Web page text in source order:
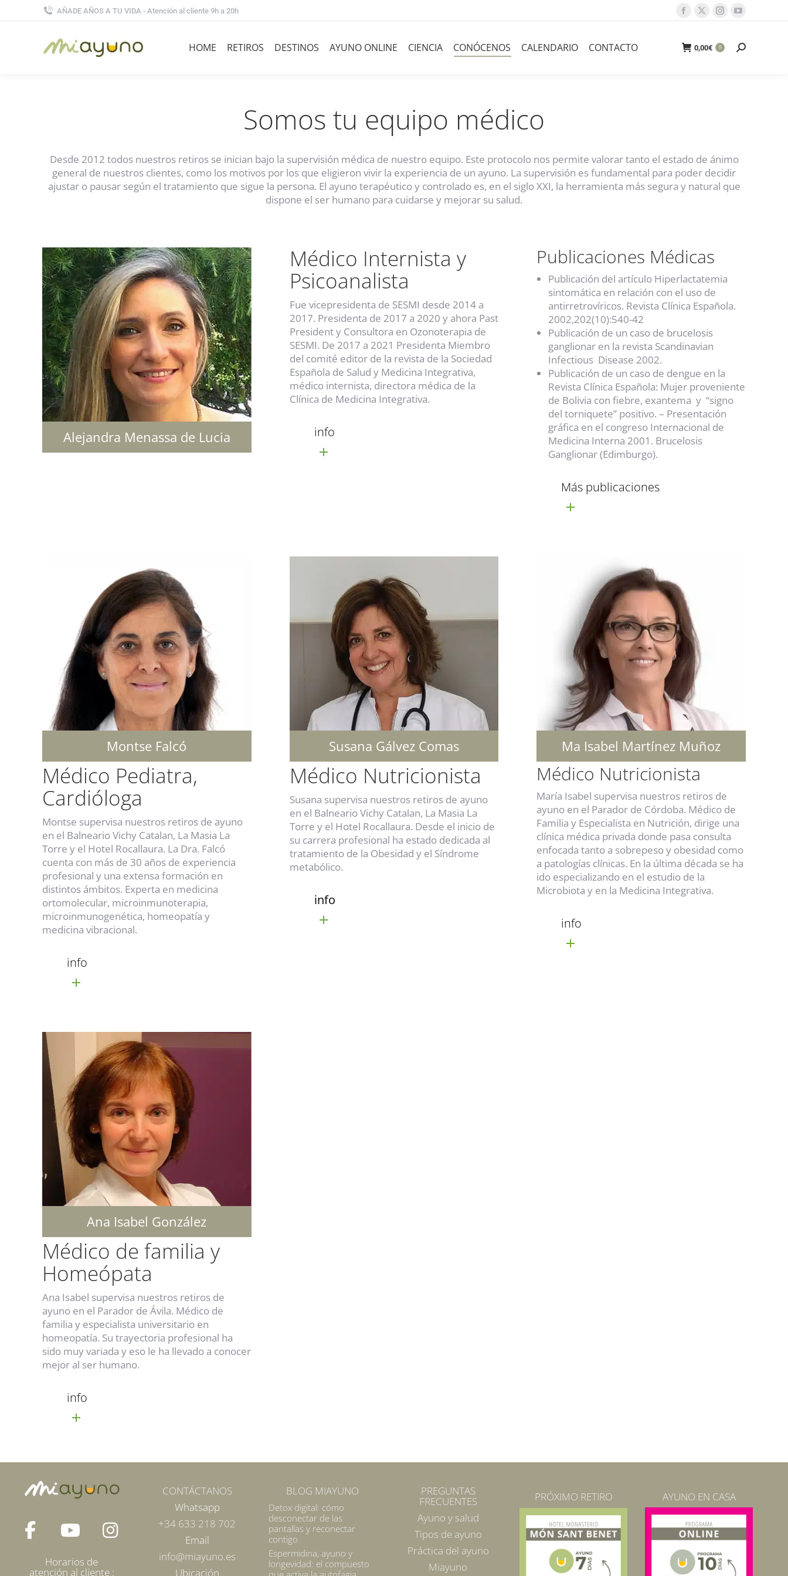
AÑADE AÑOS A TU VIDA - Atención al cliente 9h a 20h
Facebook
opens
X
opens
Instagram
opens
YouTube
opens
HOME RETIROS DESTINOS AYUNO ONLINE CIENCIA CONÓCENOS CALENDARIO CONTACTO 0,00€ 0 Buscar:
Somos tu equipo médico
Desde 2012 todos nuestros retiros se inician bajo la supervisión médica de nuestro equipo. Este protocolo nos permite valorar tanto el estado de ánimo
general de nuestros clientes, como los motivos por los que eligieron vivir la experiencia de un ayuno. La supervisión es fundamental para poder decidir
ajustar o pausar según el tratamiento que sigue la persona. El ayuno terapéutico y controlado es, en el siglo XXI, la herramienta más segura y natural que
dispone el ser humano para cuidarse y mejorar su salud.
Alejandra Menassa de Lucia
Médico Internista y
Psicoanalista
Fue vicepresidenta de SESMI desde 2014 a
2017. Presidenta de 2017 a 2020 y ahora Past
President y Consultora en Ozonoterapia de
SESMI. De 2017 a 2021 Presidenta Miembro
del comité editor de la revista de la Sociedad
Española de Salud y Medicina Integrativa,
médico internista, directora médica de la
Clínica de Medicina Integrativa.
info
Publicaciones Médicas
Publicación del artículo Hiperlactatemia
sintomática en relación con el uso de
antirretrovíricos. Revista Clínica Española.
2002,202(10):540-42
Publicación de un caso de brucelosis
ganglionar en la revista Scandinavian
Infectious Disease 2002.
Publicación de un caso de dengue en la
Revista Clínica Española: Mujer proveniente
de Bolivia con fiebre, exantema y “signo
del torniquete” positivo. – Presentación
gráfica en el congreso Internacional de
Medicina Interna 2001. Brucelosis
Ganglionar (Edimburgo).
Más publicaciones
Montse Falcó
Médico Pediatra,
Cardióloga
Montse supervisa nuestros retiros de ayuno
en el Balneario Vichy Catalan, La Masia La
Torre y el Hotel Rocallaura. La Dra. Falcó
cuenta con más de 30 años de experiencia
profesional y una extensa formación en
distintos ámbitos. Experta en medicina
ortomolecular, microinmunoterapia,
microinmunogenética, homeopatía y
medicina vibracional.
info
Susana Gálvez Comas
Médico Nutricionista
Susana supervisa nuestros retiros de ayuno
en el Balneario Vichy Catalan, La Masia La
Torre y el Hotel Rocallaura. Desde el inicio de
su carrera profesional ha estado dedicada al
tratamiento de la Obesidad y el Síndrome
metabólico.
info
Ma Isabel Martínez Muñoz
Médico Nutricionista
María Isabel supervisa nuestros retiros de
ayuno en el Parador de Córdoba. Médico de
Familia y Especialista en Nutrición, dirige una
clínica médica privada donde pasa consulta
enfocada tanto a sobrepeso y obesidad como
a patologías clínicas. En la última década se ha
ido especializando en el estudio de la
Microbiota y en la Medicina Integrativa.
info
Ana Isabel González
Médico de familia y
Homeópata
Ana Isabel supervisa nuestros retiros de
ayuno en el Parador de Ávila. Médico de
familia y especialista universitario en
homeopatía. Su trayectoria profesional ha
sido muy variada y eso le ha llevado a conocer
mejor al ser humano.
info
Horarios de
atención al cliente :
CONTÁCTANOS
Whatsapp
+34 633 218 702
Email
info@miayuno.es
Ubicación
BLOG MIAYUNO
Detox digital: cómo
desconectar de las
pantallas y reconectar
contigo
Espermidina, ayuno y
longevidad: el compuesto
PREGUNTAS
FRECUENTES
Ayuno y salud
Tipos de ayuno
Práctica del ayuno
Miayuno
PRÓXIMO RETIRO AYUNO EN CASA